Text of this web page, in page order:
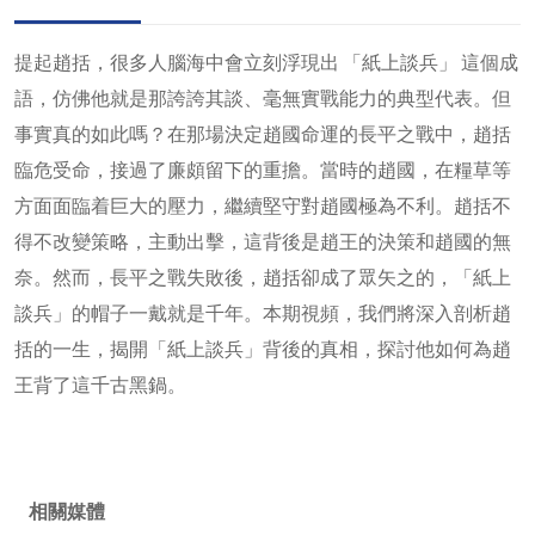
提起趙括，很多人腦海中會立刻浮現出 「紙上談兵」 這個成
語，仿佛他就是那誇誇其談、毫無實戰能力的典型代表。但
事實真的如此嗎？在那場決定趙國命運的長平之戰中，趙括
臨危受命，接過了廉頗留下的重擔。當時的趙國，在糧草等
方面面臨着巨大的壓力，繼續堅守對趙國極為不利。趙括不
得不改變策略，主動出擊，這背後是趙王的決策和趙國的無
奈。然而，長平之戰失敗後，趙括卻成了眾矢之的，「紙上
談兵」的帽子一戴就是千年。本期視頻，我們將深入剖析趙
括的一生，揭開「紙上談兵」背後的真相，探討他如何為趙
王背了這千古黑鍋。
相關媒體